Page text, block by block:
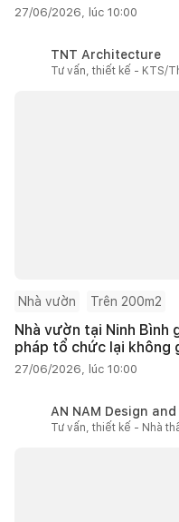
27/06/2026, lúc 10:00
TNT Architecture
Tư vấn, thiết kế - KTS/
Nhà vườn Trên 200m2
Nhà vườn tại Ninh Bình
pháp tổ chức lại không
27/06/2026, lúc 10:00
AN NAM Design and
Tư vấn, thiết kế - Nhà